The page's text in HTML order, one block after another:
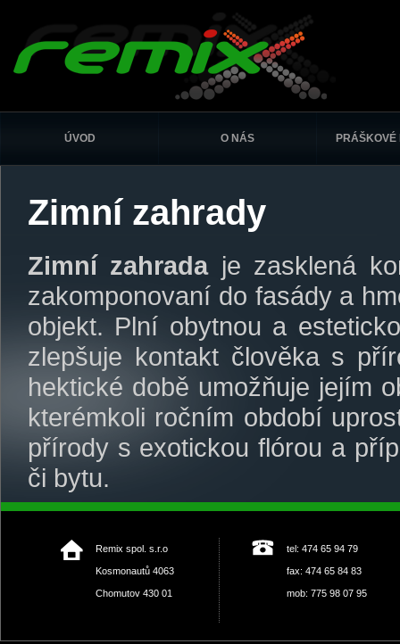
Zimní zahrady
Zimní zahradaje zasklená
zakomponovaní do fasády a
objekt. Plní obytnou a
zlepšuje kontakt člověka s
hektické době umožňuje jejím
kterémkoli ročním období
přírody s exotickou flórou a
či bytu.
tel: 474 65 94 79
fax: 474 65 84 83
mob: 775 98 07 95
Remix spol. s.r.o
Kosmonautů 4063
Chomutov 430 01
ÚVOD O NÁS